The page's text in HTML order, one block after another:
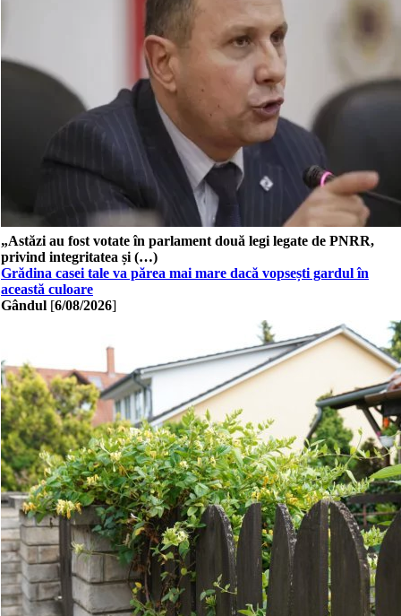
„Astăzi au fost votate în parlament două legi legate de PNRR,
privind integritatea și (…)
Grădina casei tale va părea mai mare dacă vopsești gardul în
această culoare
Gândul [6/08/2026]